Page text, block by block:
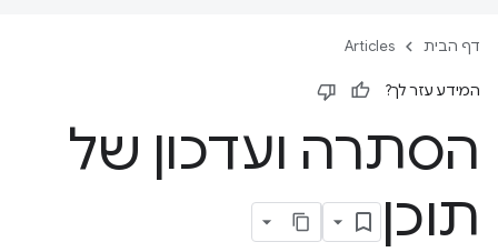
דף הבית Articles
המידע עזר לך?
הסתרה ועדכון של
תוכן